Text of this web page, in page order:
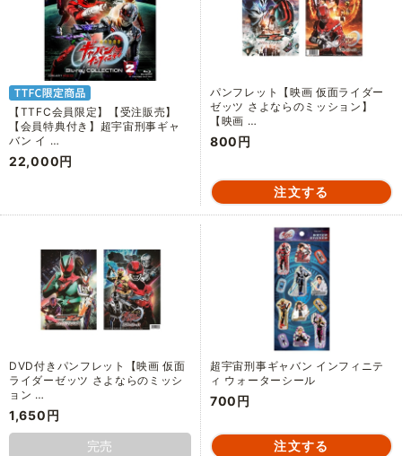
【TTFC会員限定】【受注販売】
【会員特典付き】超宇宙刑事ギャ
バン イ …
22,000円
パンフレット【映画 仮面ライダー
ゼッツ さよならのミッション】
【映画 …
800円
DVD付きパンフレット【映画 仮面
ライダーゼッツ さよならのミッシ
ョン …
1,650円
完売
超宇宙刑事ギャバン インフィニテ
ィ ウォーターシール
700円